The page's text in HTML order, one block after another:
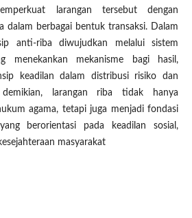
larangan tersebut dengan
dalam berbagai bentuk transaksi. Dalam
anti-riba diwujudkan melalui sistem
menekankan mekanisme bagi hasil,
keadilan dalam distribusi risiko dan
demikian, larangan riba tidak hanya
agama, tetapi juga menjadi fondasi
berorientasi pada keadilan sosial,
masyarakat